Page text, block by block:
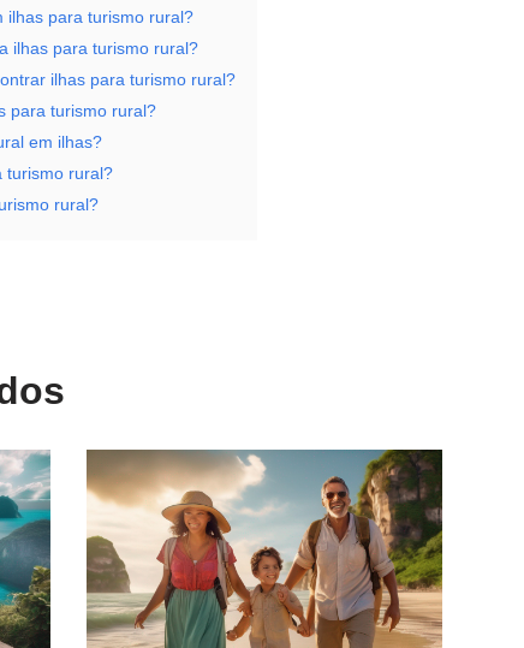
ilhas para turismo rural?
ilhas para turismo rural?
ilhas para turismo rural?
para turismo rural?
em ilhas?
turismo rural?
rural?